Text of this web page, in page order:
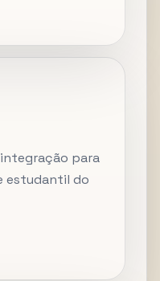
para
estudantil do